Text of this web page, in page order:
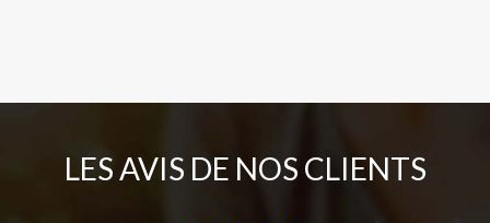
LES AVIS DE NOS CLIENTS